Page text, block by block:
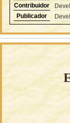
Contribuidor
Publicador